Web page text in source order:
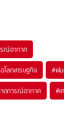
ณ์อากาศ
โลกเศรษฐกิจ #ฝ
ดการณ์อากาศ #